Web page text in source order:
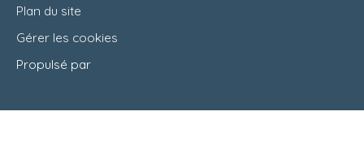
Plan du site
Gérer les cookies
Propulsé par